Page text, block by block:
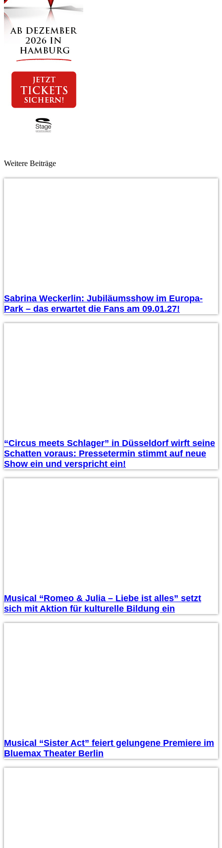
Weitere Beiträge
Sabrina Weckerlin: Jubiläumsshow im Europa-
Park – das erwartet die Fans am 09.01.27!
“Circus meets Schlager” in Düsseldorf wirft seine
Schatten voraus: Pressetermin stimmt auf neue
Show ein und verspricht ein!
Musical “Romeo & Julia – Liebe ist alles” setzt
sich mit Aktion für kulturelle Bildung ein
Musical “Sister Act” feiert gelungene Premiere im
Bluemax Theater Berlin